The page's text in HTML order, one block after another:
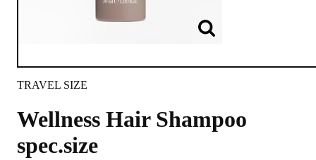
TRAVEL SIZE
Wellness Hair Shampoo
spec.size